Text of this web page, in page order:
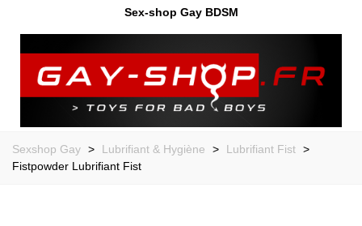
Sex-shop Gay BDSM
Sexshop Gay > Lubrifiant & Hygiène > Lubrifiant Fist >
Fistpowder Lubrifiant Fist